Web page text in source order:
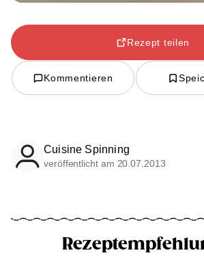
Rezept teilen
Kommentieren
Cuisine Spinning
veröffentlicht am 20.07.2013